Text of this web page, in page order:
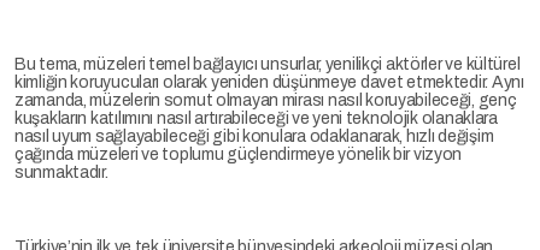
Bu tema, müzeleri temel bağlayıcı unsurlar, yenilikçi aktörler ve kültürel
kimliğin koruyucuları olarak yeniden düşünmeye davet etmektedir. Aynı
zamanda, müzelerin somut olmayan mirası nasıl koruyabileceği, genç
kuşakların katılımını nasıl artırabileceği ve yeni teknolojik olanaklara
nasıl uyum sağlayabileceği gibi konulara odaklanarak, hızlı değişim
çağında müzeleri ve toplumu güçlendirmeye yönelik bir vizyon
sunmaktadır.